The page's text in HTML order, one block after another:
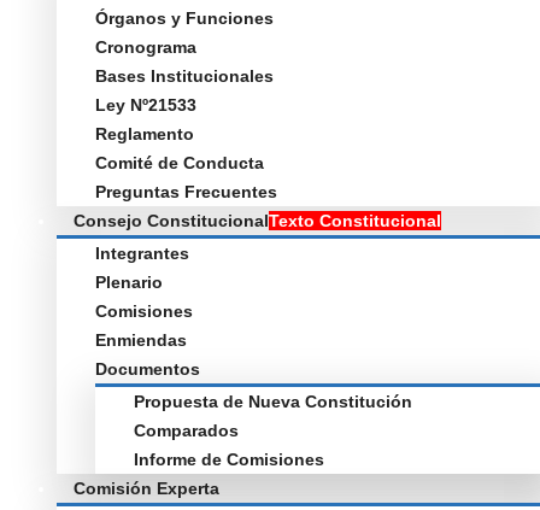
Órganos y Funciones
Cronograma
Bases Institucionales
Ley Nº21533
Reglamento
Comité de Conducta
Preguntas Frecuentes
Consejo ConstitucionalTexto Constitucional
Integrantes
Plenario
Comisiones
Enmiendas
Documentos
Propuesta de Nueva Constitución
Comparados
Informe de Comisiones
Comisión Experta